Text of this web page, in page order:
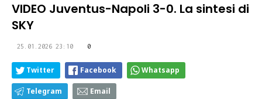
VIDEO Juventus-Napoli 3-0. La sintesi di
SKY
25.01.2026 23:10 0
Twitter Facebook Whatsapp
Telegram Email